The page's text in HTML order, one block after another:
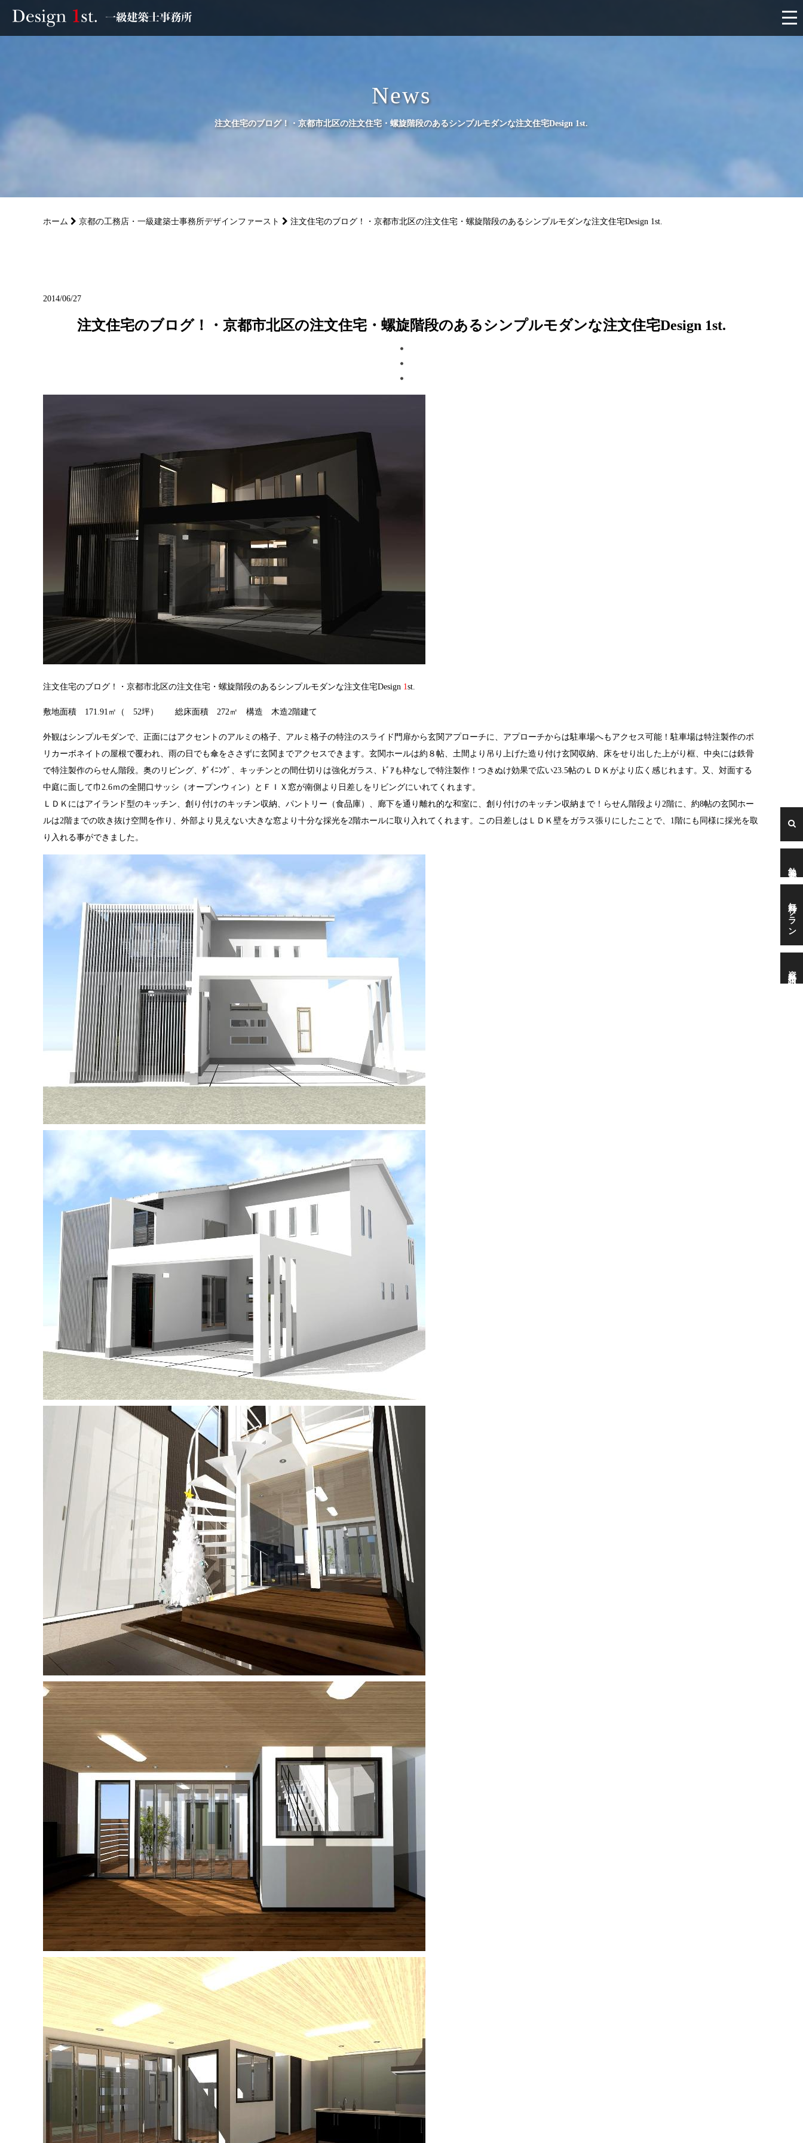
リフォーム
サービス
ブログ
無料プラン
News
注文住宅のブログ！・京都市北区の注文住宅・螺旋階段のあるシンプルモダンな注文住宅Design 1st.
ホーム 京都の工務店・一級建築士事務所デザインファースト 注文住宅のブログ！・京都市北区の注文住宅・螺旋階段のあるシンプルモダンな注文住宅Design 1st.
2014/06/27
注文住宅のブログ！・京都市北区の注文住宅・螺旋階段のあるシンプルモダンな注文住宅Design 1st.
注文住宅のブログ！・京都市北区の注文住宅・螺旋階段のあるシンプルモダンな注文住宅Design 1 st.
敷地面積 171.91㎡（ 52坪） 総床面積 272㎡ 構造 木造2階建て
外観はシンプルモダンで、正面にはアクセントのアルミの格子、アルミ格子の特注のスライド門扉から玄関アプローチに、アプローチからは駐車場へもアクセス可能！駐車場は特注製作のポ
リカーボネイトの屋根で覆われ、雨の日でも傘をささずに玄関までアクセスできます。玄関ホールは約８帖、土間より吊り上げた造り付け玄関収納、床をせり出した上がり框、中央には鉄骨
で特注製作のらせん階段。奥のリビング、ﾀﾞｲﾆﾝｸﾞ、キッチンとの間仕切りは強化ガラス、ﾄﾞｱも枠なしで特注製作！つきぬけ効果で広い23.5帖のＬＤＫがより広く感じれます。又、対面する
中庭に面して巾2.6ｍの全開口サッシ（オープンウィン）とＦＩＸ窓が南側より日差しをリビングにいれてくれます。
ＬＤＫにはアイランド型のキッチン、創り付けのキッチン収納、パントリー（食品庫）、廊下を通り離れ的な和室に、創り付けのキッチン収納まで！らせん階段より2階に、約8帖の玄関ホー
ルは2階までの吹き抜け空間を作り、外部より見えない大きな窓より十分な採光を2階ホールに取り入れてくれます。この日差しはＬＤＫ壁をガラス張りにしたことで、1階にも同様に採光を取
り入れる事ができました。